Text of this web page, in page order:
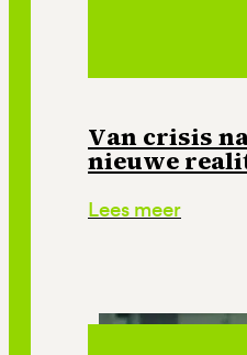
Van crisis
nieuwe
Lees meer